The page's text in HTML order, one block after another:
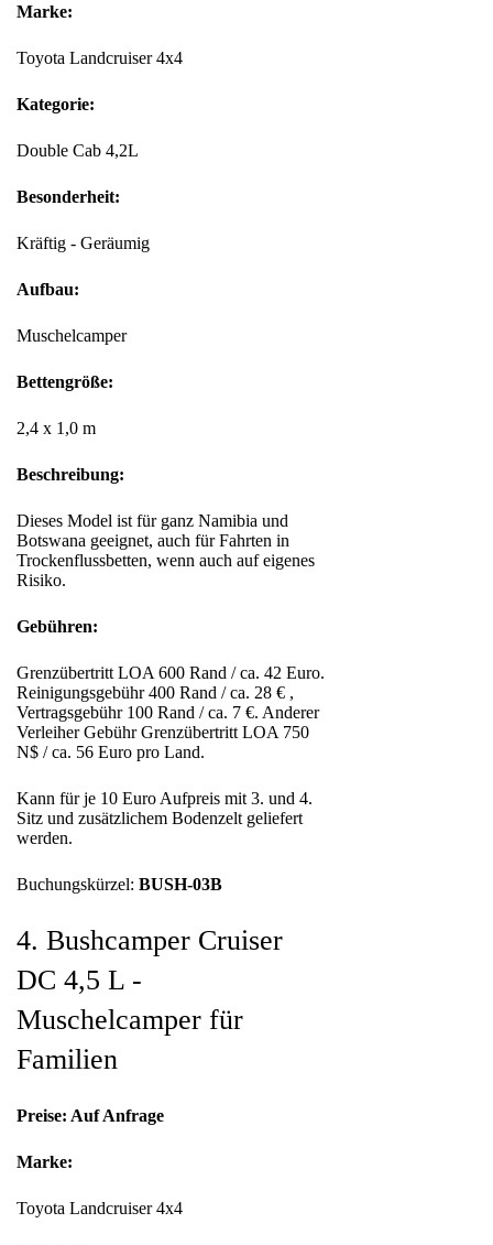
Marke:
Toyota Landcruiser 4x4
Kategorie:
Double Cab 4,2L
Besonderheit:
Kräftig - Geräumig
Aufbau:
Muschelcamper
Bettengröße:
2,4 x 1,0 m
Beschreibung:
Dieses Model ist für ganz Namibia und
Botswana geeignet, auch für Fahrten in
Trockenflussbetten, wenn auch auf eigenes
Risiko.
Gebühren:
Grenzübertritt LOA 600 Rand / ca. 42 Euro.
Reinigungsgebühr 400 Rand / ca. 28 € ,
Vertragsgebühr 100 Rand / ca. 7 €. Anderer
Verleiher Gebühr Grenzübertritt LOA 750
N$ / ca. 56 Euro pro Land.
Kann für je 10 Euro Aufpreis mit 3. und 4.
Sitz und zusätzlichem Bodenzelt geliefert
werden.
Buchungskürzel: BUSH-03B
4. Bushcamper Cruiser
DC 4,5 L -
Muschelcamper für
Familien
Preise: Auf Anfrage
Marke:
Toyota Landcruiser 4x4